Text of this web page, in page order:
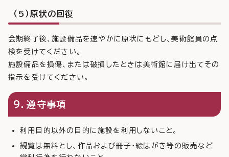
（5）原状の回復
会期終了後、施設備品を速やかに原状にもどし、美術館員の点
検を受けてください。
施設備品を損傷、または破損したときは美術館に届け出てその
指示を受けてください。
9．遵守事項
利用目的以外の目的に施設を利用しないこと。
観覧は無料とし、作品および冊子・絵はがき等の販売など